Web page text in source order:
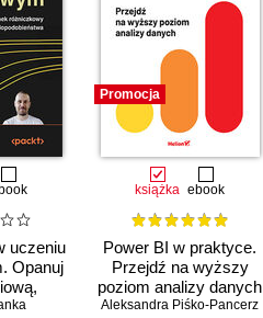
uczeniu
Opanuj
i
Promocja
książka ebook
Power BI w praktyce.
Przejdź na wyższy
poziom analizy danych
Aleksandra Piśko-Pancerz